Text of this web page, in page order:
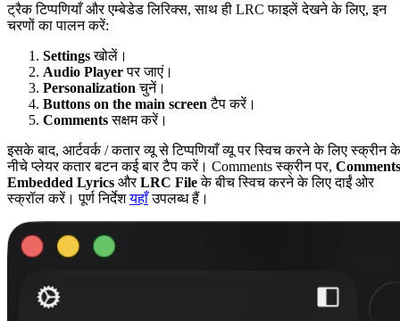
ट्रैक टिप्पणियाँ और एम्बेडेड लिरिक्स, साथ ही LRC फाइलें देखने के लिए, इन
चरणों का पालन करें:
Settingsखोलें।
Audio Playerपर जाएं।
Personalization चुनें।
Buttons on the main screen टैप करें।
Commentsसक्षम करें।
इसके बाद, आर्टवर्क / कतार व्यू से टिप्पणियाँ व्यू पर स्विच करने के लिए स्क्रीन के
नीचे प्लेयर कतार बटन कई बार टैप करें। Comments स्क्रीन पर, Comments
Embedded Lyrics औरLRC Fileके बीच स्विच करने के लिए दाईं ओर
स्क्रॉल करें। पूर्ण निर्देशयहाँउपलब्ध हैं।